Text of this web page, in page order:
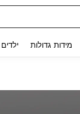
מידות גדולות ילדים